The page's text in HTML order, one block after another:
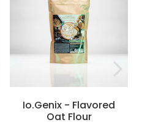
Io.Genix - Flavored
Oat Flour